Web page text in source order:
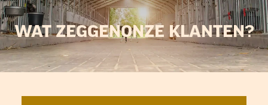
WAT ZEGGENONZE KLANTEN?